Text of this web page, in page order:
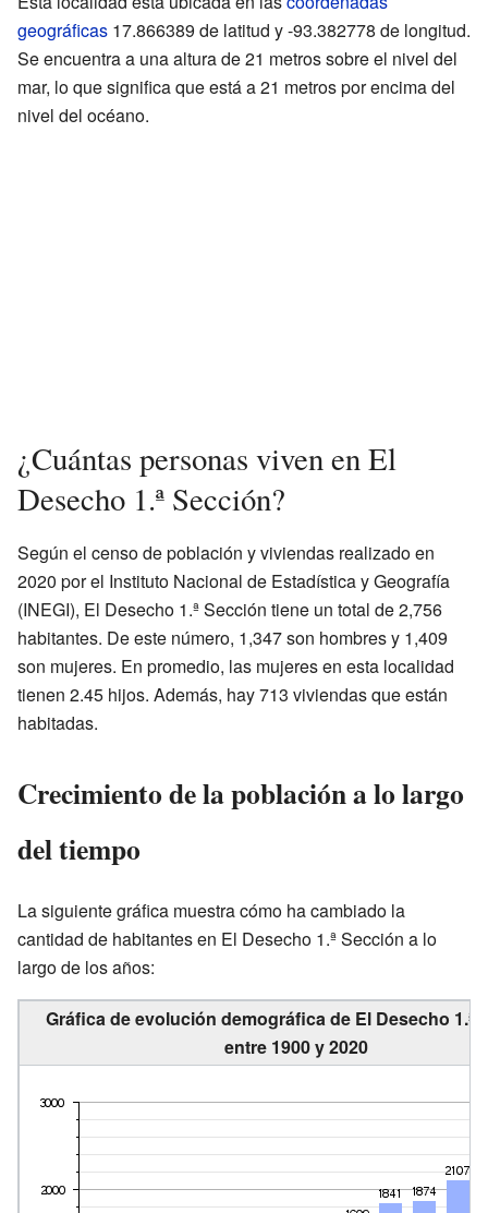
geográficas 17.866389 de latitud y -93.382778 de longitud.
Se encuentra a una altura de 21 metros sobre el nivel del
mar, lo que significa que está a 21 metros por encima del
nivel del océano.
¿Cuántas personas viven en El
Desecho 1.ª Sección?
Según el censo de población y viviendas realizado en
2020 por el Instituto Nacional de Estadística y Geografía
(INEGI), El Desecho 1.ª Sección tiene un total de 2,756
habitantes. De este número, 1,347 son hombres y 1,409
son mujeres. En promedio, las mujeres en esta localidad
tienen 2.45 hijos. Además, hay 713 viviendas que están
habitadas.
Crecimiento de la población a lo largo
del tiempo
La siguiente gráfica muestra cómo ha cambiado la
cantidad de habitantes en El Desecho 1.ª Sección a lo
largo de los años:
Gráfica de evolución demográfica de El Desecho 1.ª
entre 1900 y 2020